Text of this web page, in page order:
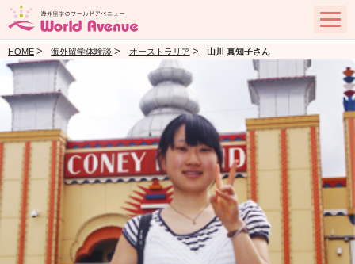
HOME > 海外留学体験談 > オーストラリア > 山川 真知子さん